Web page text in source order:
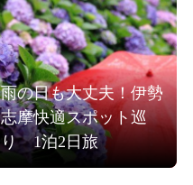
雨の日も大丈夫！伊勢
志摩快適スポット巡
り 1泊2日旅